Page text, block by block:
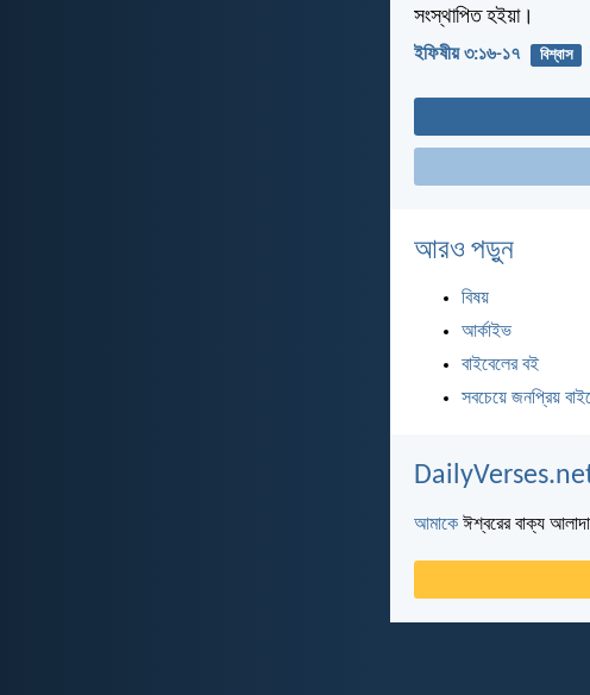
সংস্থাপিত হইয়া।
ইফিষীয় ৩:১৬-১৭ বিশ্বাস
আরও পড়ুন
বিষয়
আর্কাইভ
বাইবেলের বই
সবচেয়ে জনপ্রিয়
আমাকে ঈশ্বরের বাক্য